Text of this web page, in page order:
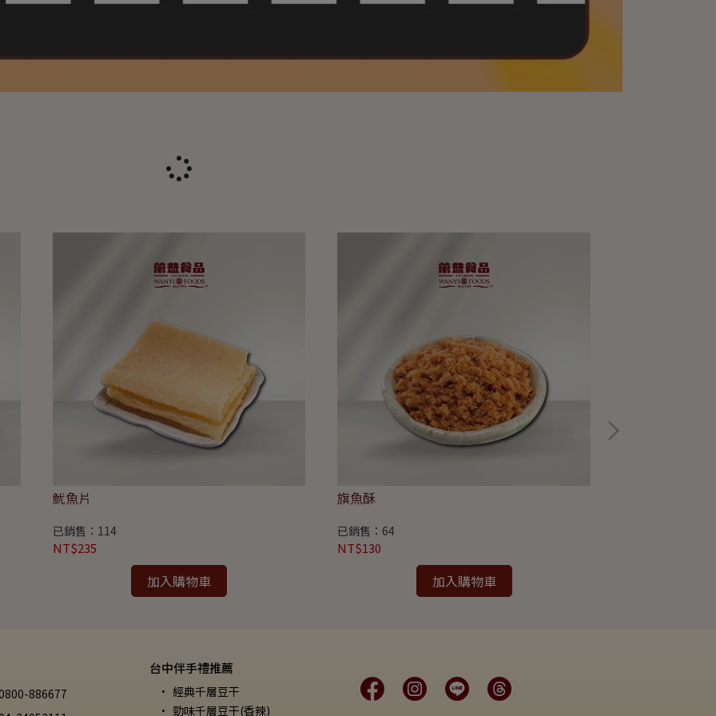
魷魚片
已銷售：114
NT$235
加入購物車
旗魚酥
已銷售：64
NT$130
加入購物車
886677
台中伴手禮推薦
經典千層豆干
勁味千層豆干(香辣)